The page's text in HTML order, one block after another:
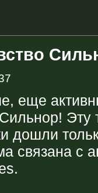
еще
Эту
дошли
связана с